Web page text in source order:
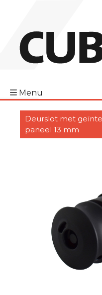
Menu
Deurslot met
paneel 13 mm